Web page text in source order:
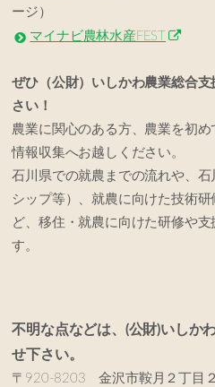
ージ）
マイナビ農林水産FEST
ぜひ（公財）いしかわ農業総合
さい！
農業に関心のある方、農業を初
情報収集へお越しください。
石川県での就農までの流れや、
シップ等）、就農に向けた技術
ど、移住・就農に向けた研修や
す。
不明な点などは、(公財)いしか
せ下さい。
〒920-8203 金沢市鞍月２丁目